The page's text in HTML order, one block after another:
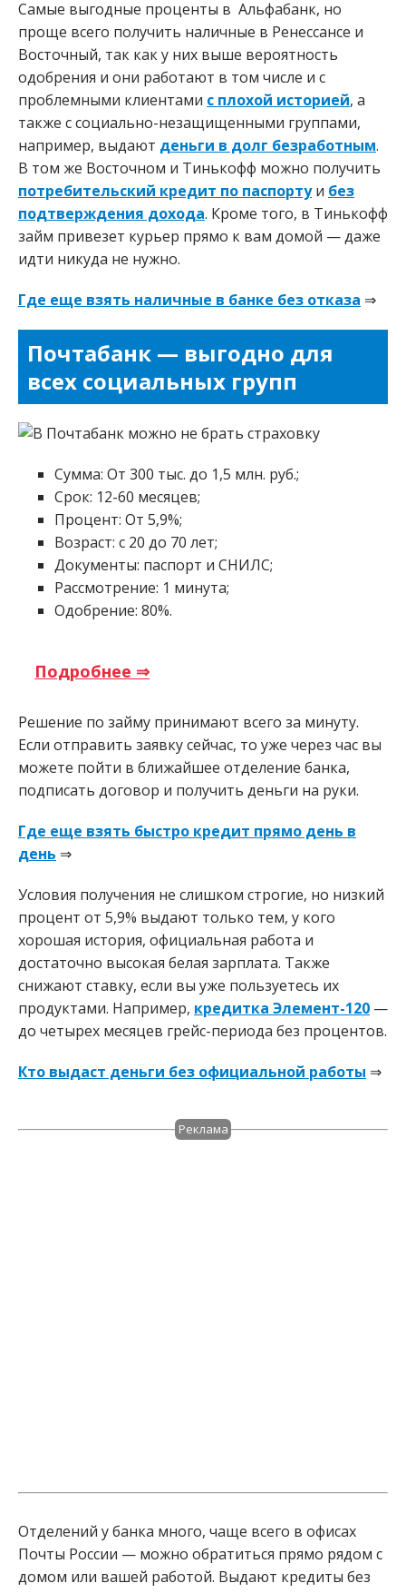
Самые выгодные проценты в Альфабанк, но
проще всего получить наличные в Ренессансе и
Восточный, так как у них выше вероятность
одобрения и они работают в том числе и с
проблемными клиентами с плохой историей, а
также с социально-незащищенными группами,
например, выдают деньги в долг безработным.
В том же Восточном и Тинькофф можно получить
потребительский кредит по паспортуи без
подтверждения дохода. Кроме того, в Тинькофф
займ привезет курьер прямо к вам домой — даже
идти никуда не нужно.
Где еще взять наличные в банке без отказа ⇒
Почтабанк — выгодно для
всех социальных групп
Сумма: От 300 тыс. до 1,5 млн. руб.;
Срок: 12-60 месяцев;
Процент: От 5,9%;
Возраст: с 20 до 70 лет;
Документы: паспорт и СНИЛС;
Рассмотрение: 1 минута;
Одобрение: 80%.
Подробнее ⇒
Решение по займу принимают всего за минуту.
Если отправить заявку сейчас, то уже через час вы
можете пойти в ближайшее отделение банка,
подписать договор и получить деньги на руки.
Где еще взять быстро кредит прямо день в
день ⇒
Условия получения не слишком строгие, но низкий
процент от 5,9% выдают только тем, у кого
хорошая история, официальная работа и
достаточно высокая белая зарплата. Также
снижают ставку, если вы уже пользуетесь их
продуктами. Например, кредитка Элемент-120 —
до четырех месяцев грейс-периода без процентов.
Кто выдаст деньги без официальной работы ⇒
Реклама
Отделений у банка много, чаще всего в офисах
Почты России — можно обратиться прямо рядом с
домом или вашей работой. Выдают кредиты без